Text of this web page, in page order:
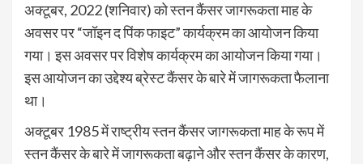
अक्टूबर, 2022 (शनिवार) को स्तन कैंसर जागरूकता माह के
अवसर पर “जॉइन द पिंक फाइट” कार्यक्रम का आयोजन किया
गया। इस अवसर पर विशेष कार्यक्रम का आयोजन किया गया।
इस आयोजन का उद्देश्य ब्रेस्ट कैंसर के बारे में जागरूकता फैलाना
था।
अक्टूबर 1985 में राष्ट्रीय स्तन कैंसर जागरूकता माह के रूप में
स्तन कैंसर के बारे में जागरूकता बढ़ाने और स्तन कैंसर के कारण,